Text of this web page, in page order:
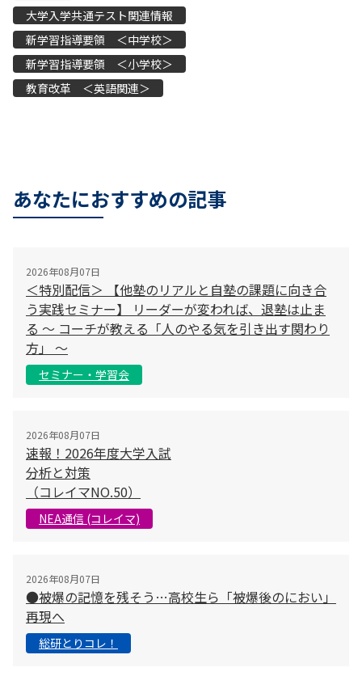
大学入学共通テスト関連情報
新学習指導要領 ＜中学校＞
新学習指導要領 ＜小学校＞
教育改革 ＜英語関連＞
あなたにおすすめの記事
2026年08月07日
＜特別配信＞ 【他塾のリアルと自塾の課題に向き合
う実践セミナー】 リーダーが変われば、退塾は止ま
る 〜 コーチが教える「人のやる気を引き出す関わり
方」 〜
セミナー・学習会
2026年08月07日
速報！2026年度大学入試
分析と対策
（コレイマNO.50）
NEA通信 (コレイマ)
2026年08月07日
●被爆の記憶を残そう…高校生ら「被爆後のにおい」
再現へ
総研とりコレ！